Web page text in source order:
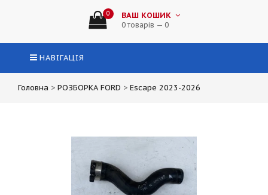
0 ВАШ КОШИК
0 товарів — 0
НАВІГАЦІЯ
Головна > РОЗБОРКА FORD > Escape 2023-2026